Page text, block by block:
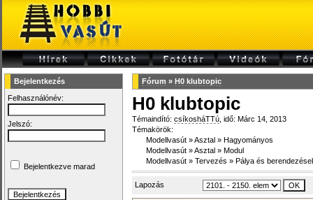
Bejelentkezés
Felhasználónév:
Jelszó:
Bejelentkezve marad
Fórum » H0 klubtopic
H0 klubtopic
Témaindító: csíkosháTTú , idő: Márc 14, 2013
Témakörök:
Modellvasút »Asztal » Hagyományos
Modellvasút »Asztal » Modul
Modellvasút » Tervezés » Pálya és
Lapozás